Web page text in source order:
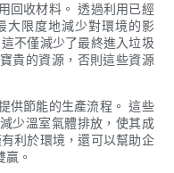
回收材料。 透過利用已經
大限度地減少對環境的影
不僅減少了最終進入垃圾
貴的資源，否則這些資源
供節能的生產流程。 這些
少溫室氣體排放，使其成
利於環境，還可以幫助企
。